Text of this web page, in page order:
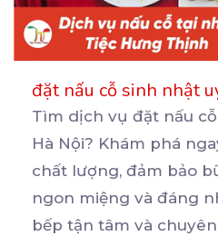
đặt nấu cỗ sinh nhật
Tìm dịch vụ đặt nấu
Hà Nội? Khám phá
chất lượng, đảm bảo
ngon miệng và đáng
bếp tận tâm và